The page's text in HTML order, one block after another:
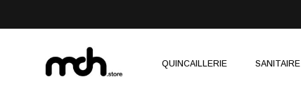
QUINCAILLERIE SANITAIRE